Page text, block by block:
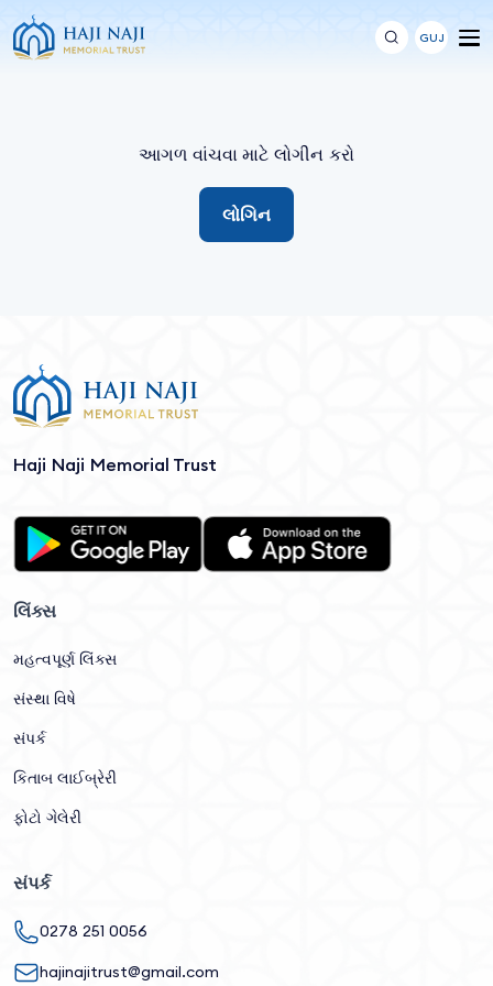
GUJ
આગળ વાંચવા માટે લોગીન કરો
લોગિન
Haji Naji Memorial Trust
લિંક્સ
મહત્વપૂર્ણ લિંક્સ
સંસ્થા વિષે
સંપર્ક
કિતાબ લાઈબ્રેરી
ફોટો ગેલેરી
સંપર્ક
0278 251 0056
hajinajitrust@gmail.com